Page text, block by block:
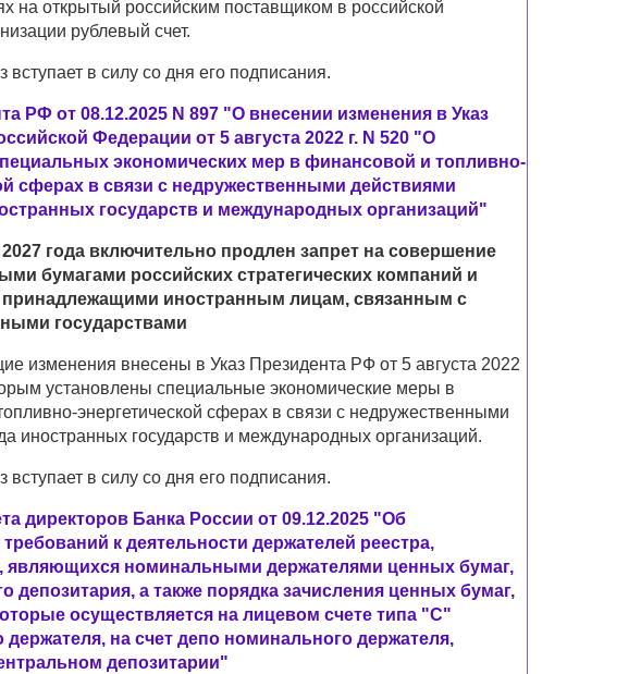
на открытый российским поставщиком в российской
рублевый счет.
вступает в силу со дня его подписания.
РФ от 08.12.2025 N 897 "О внесении изменения в Указ
Федерации от 5 августа 2022 г. N 520 "О
экономических мер в финансовой и топливно-
сферах в связи с недружественными действиями
государств и международных организаций"
года включительно продлен запрет на совершение
бумагами российских стратегических компаний и
принадлежащими иностранным лицам, связанным с
государствами
изменения внесены в Указ Президента РФ от 5 августа 2022
установлены специальные экономические меры в
энергетической сферах в связи с недружественными
иностранных государств и международных организаций.
вступает в силу со дня его подписания.
директоров Банка России от 09.12.2025 "Об
к деятельности держателей реестра,
являющихся номинальными держателями ценных бумаг,
депозитария, а также порядка зачисления ценных бумаг,
осуществляется на лицевом счете типа "С"
на счет депо номинального держателя,
депозитарии"